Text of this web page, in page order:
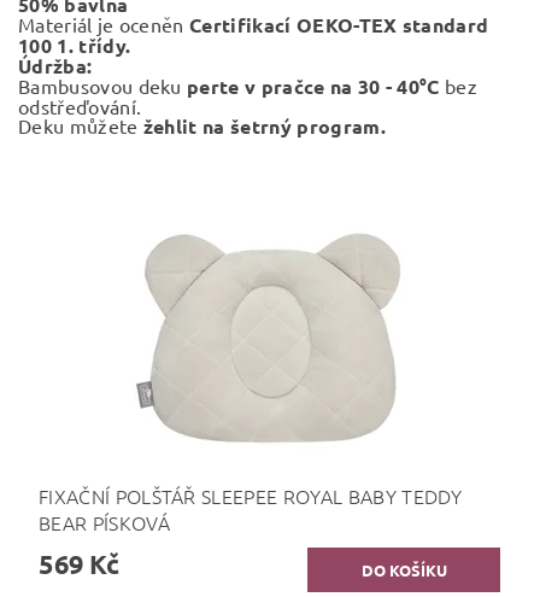
Materiál je oceněnCertifikací OEKO-TEX standard
100 1. třídy.
Údržba:
Bambusovou deku perte v pračce na 30 - 40°C bez
odstřeďování.
Deku můžete žehlit na šetrný program.
FIXAČNÍ POLŠTÁŘ SLEEPEE ROYAL BABY TEDDY
BEAR PÍSKOVÁ
569 Kč